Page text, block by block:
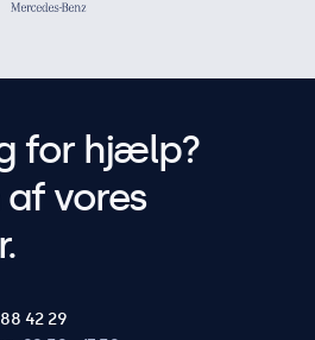
for hjælp?
vores
42 29